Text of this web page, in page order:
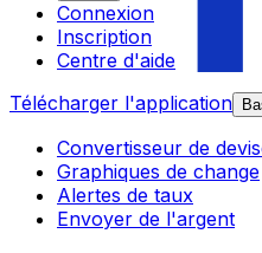
Connexion
Inscription
Centre d'aide
Télécharger l'application
Convertisseur de
Graphiques de change
Alertes de taux
Envoyer de l'argent